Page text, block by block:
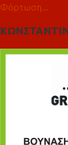
Φόρτωση...